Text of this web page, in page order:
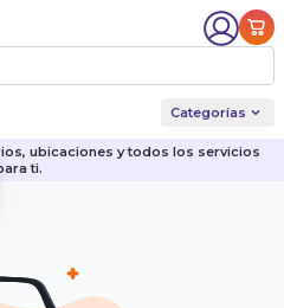
Categorías
ubicaciones y todos los servicios
ti.